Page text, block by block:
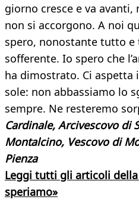
giorno cresce e va avanti,
non si accorgono. A noi
spero, nonostante tutto
sofferente. Io spero che
ha dimostrato. Ci aspetta
sole: non abbassiamo lo
sempre. Ne resteremo
Cardinale, Arcivescovo di
Montalcino, Vescovo di
Pienza
Leggi tutti gli articoli della
speriamo»